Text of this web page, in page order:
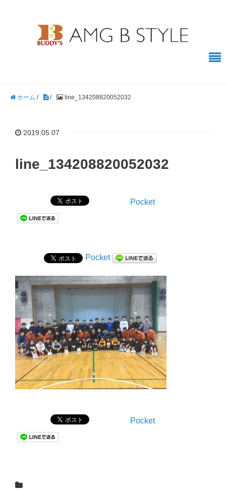
ホーム / / line_134208820052032
2019.05.07
line_134208820052032
Pocket
Pocket
Pocket